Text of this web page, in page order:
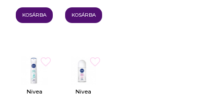
KOSÁRBA KOSÁRBA
Nivea Nivea